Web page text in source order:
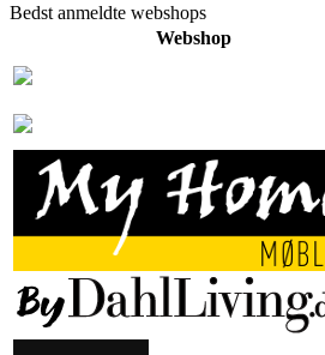
Bedst anmeldte webshops
Webshop